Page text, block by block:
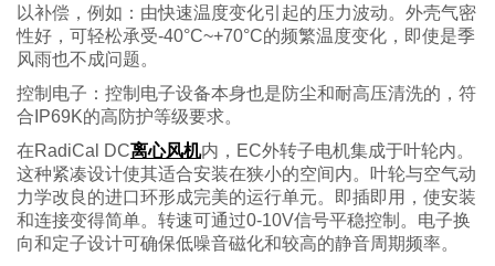
以补偿，例如：由快速温度变化引起的压力波动。外壳气密
性好，可轻松承受-40°C~+70°C的频繁温度变化，即使是季
风雨也不成问题。
控制电子：控制电子设备本身也是防尘和耐高压清洗的，符
合IP69K的高防护等级要求。
在RadiCal DC离心风机内，EC外转子电机集成于叶轮内。
这种紧凑设计使其适合安装在狭小的空间内。叶轮与空气动
力学改良的进口环形成完美的运行单元。即插即用，使安装
和连接变得简单。转速可通过0-10V信号平稳控制。电子换
向和定子设计可确保低噪音磁化和较高的静音周期频率。